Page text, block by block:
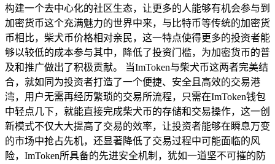
构建一个去中心化的社区生态，让更多的人能够有机会参与到
加密货币这个充满魅力的世界中来，与比特币等传统的加密货
币相比，柴犬币价格相对亲民，这一特点使得更多的投资者能
够以较低的成本参与其中，降低了投资门槛，为加密货币的普
及和推广做出了积极贡献。 当ImToken与柴犬币这两者完美结
合，就如同为投资者打造了一个便捷、安全且高效的交易港
湾，用户无需再经历繁琐的交易所流程，只需在ImToken钱包
中轻点几下，就能直接完成柴犬币的存储和交易操作，这一创
新模式不仅大大提高了交易的效率，让投资者能够在瞬息万变
的市场中抢占先机，还显著降低了交易过程中可能面临的风
险，ImToken所具备的先进安全机制，犹如一道坚不可摧的防